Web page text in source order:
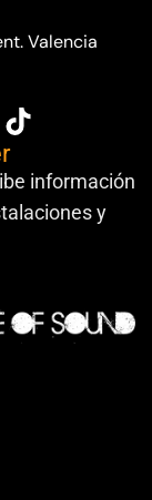
Valencia
información
y